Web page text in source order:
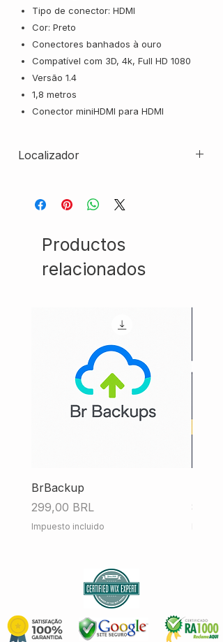
Tipo de conector: HDMI
Cor: Preto
Conectores banhados à ouro
Compatível com 3D, 4k, Full HD 1080
Versão 1.4
1,8 metros
Conector miniHDMI para HDMI
Localizador
Productos
relacionados
BrBackup
Precio
299,00 BRL
Impuesto incluido
Precio